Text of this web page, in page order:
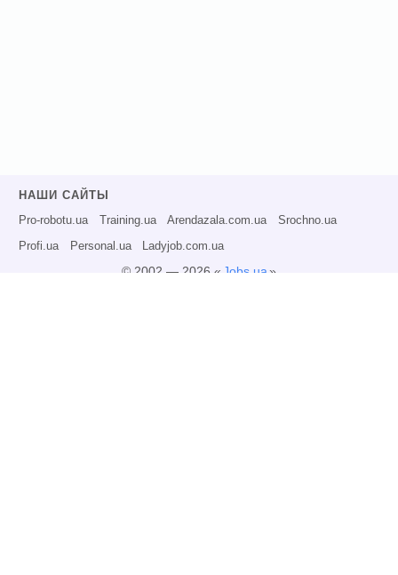
НАШИ САЙТЫ
Pro-robotu.ua Training.ua Arendazala.com.ua Srochno.ua
Profi.ua Personal.ua Ladyjob.com.ua
© 2002 — 2026 « Jobs.ua»